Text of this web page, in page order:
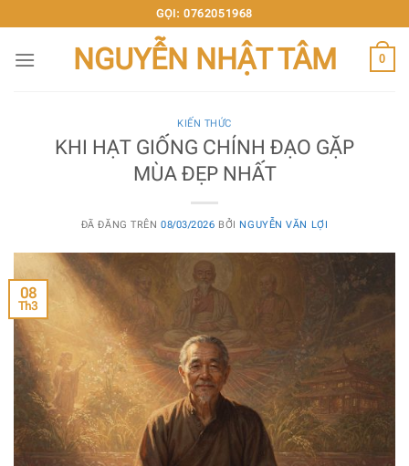
đến
nội
GỌI: 0762051968
NGUYỄN NHẬT TÂM 0
KIẾN THỨC
KHI HẠT GIỐNG CHÍNH ĐẠO GẶP
MÙA ĐẸP NHẤT
ĐÃ ĐĂNG TRÊN 08/03/2026 BỞI NGUYỄN VĂN LỢI
08
Th3